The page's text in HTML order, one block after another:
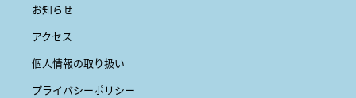
お知らせ
アクセス
個人情報の取り扱い
プライバシーポリシー